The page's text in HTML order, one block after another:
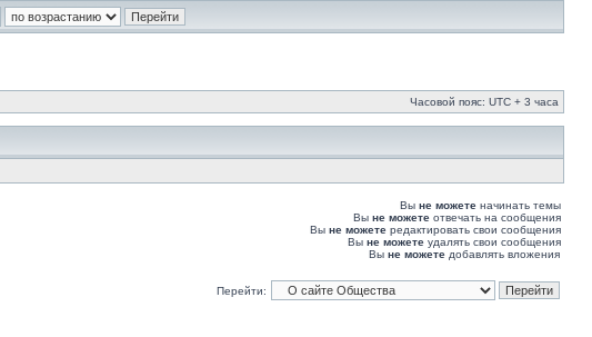
Часовой пояс: UTC + 3 часа
Вы не можете начинать темы
Вы не можете отвечать на сообщения
Вы не можете редактировать свои сообщения
Вы не можете удалять свои сообщения
Вы не можете добавлять вложения
Перейти: